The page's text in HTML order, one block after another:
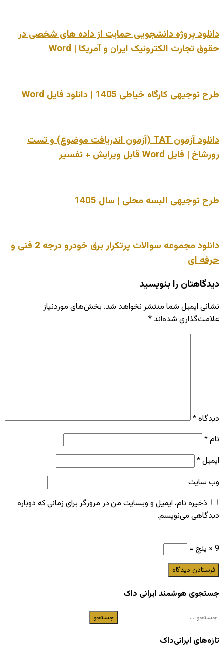
دانلود پروژه دانشجویی حمایت از داده های شخصی در
حقوق تجارت الکترونیک ایران و آمریکا | Word
طرح توجیهی کارگاه خیاطی 1405 | دانلود فایل Word
دانلود آزمون TAT (آزمون اندریافت موضوع) و تست
رورشاخ | فایل Word قابل ویرایش + تفسیر
طرح توجیهی البسه محلی | سال 1405
دانلود مجموعه سوالات پرتکرار برق خودرو درجه 2 فنی و
حرفه ای
دیدگاهتان را بنویسید
نشانی ایمیل شما منتشر نخواهد شد. بخش‌های موردنیاز
علامت‌گذاری شده‌اند *
دیدگاه*
نام*
ایمیل*
وب‌ سایت
ذخیره نام، ایمیل و وبسایت من در مرورگر برای زمانی که دوباره
دیدگاهی می‌نویسم.
9 × پنج =
جستجوی هوشمند ایرانی داک
جستجو
تازه‌های ایرانی‌داک